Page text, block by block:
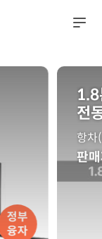
정부
융자
1.8
전
8-
항차
판